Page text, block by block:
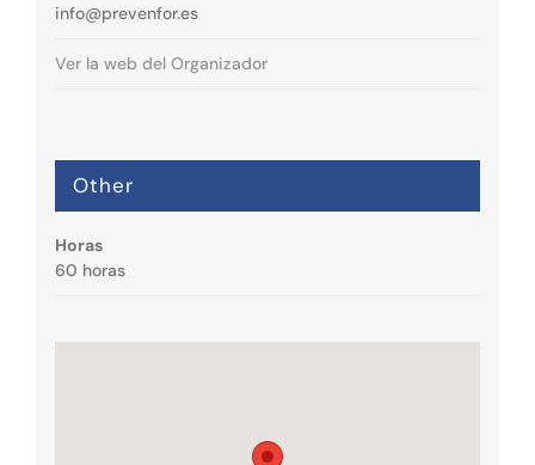
info@prevenfor.es
Ver la web del Organizador
Other
Horas
60 horas